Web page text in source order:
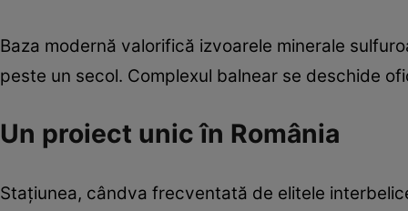
Baza modernă valorifică izvoarele minerale
peste un secol. Complexul balnear se deschide
Un proiect unic în România
Stațiunea, cândva frecventată de elitele